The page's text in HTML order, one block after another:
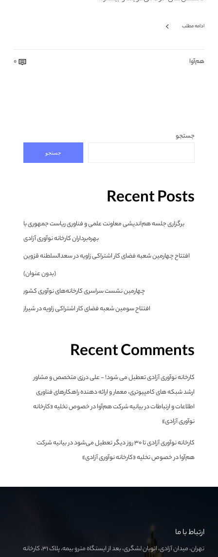
ادامه مطلب
هم‌آوا 0
جستجو
جستجو
Recent Posts
برگزاری جلسه هم‌اندیشی معاونت علمی و فناوری ریاست جمهوری با
بهره‌برداران کارخانه نوآوری آزادی
افتتاح چهارمین شعبه فضای کار اشتراکی زاویه در سعدالسلطنه قزوین
(بدون عنوان)
چهارمین نشست سراسری کارخانه‌های نوآوری کشور
افتتاح سومین شعبه فضای کار اشتراکی زاویه در شیراز
Recent Comments
کارخانه نوآوری آزادی تعطیل می شود! - علی درزی متخصص و مشاور
ارشد شبکه های کامپیوتری، معمار و ارائه دهنده راهکارهای فناوری
اطلاعات و ارتباطاتدربیانیه شرکت هم‌آوا در خصوص تخلیه «کارخانه
نوآوری آزادی»
کارخانه نوآوری آزادی تا ۳۰ روز دیگر تعطیل می‌شود دربیانیه شرکت
هم‌آوا در خصوص تخلیه «کارخانه نوآوری آزادی»
ارتباط با ما
تهران، میدان آزادی، اتوبان لشگری، بعد از ایستگاه مترو بیمه، پلاک ۳۱، کارخانه